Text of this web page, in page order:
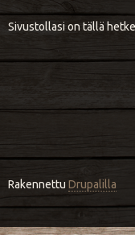
Sivustollasi on tällä
Rakennettu Drupalilla